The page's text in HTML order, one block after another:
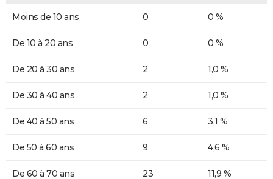
Moins de 10 ans 0 0 %
De 10 à 20 ans 0 0 %
De 20 à 30 ans 2 1,0 %
De 30 à 40 ans 2 1,0 %
De 40 à 50 ans 6 3,1 %
De 50 à 60 ans 9 4,6 %
De 60 à 70 ans 23 11,9 %